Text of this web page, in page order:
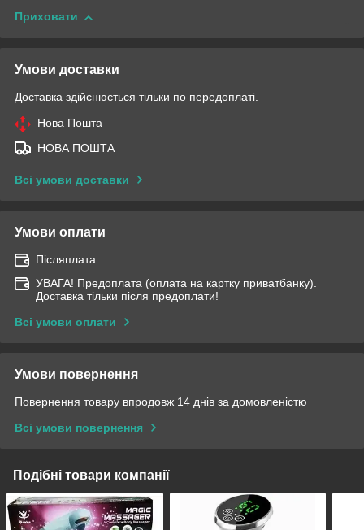
Приховати
Умови доставки
Доставка здійснюється тільки по передоплаті.
Нова Пошта
НОВА ПОШТА
Всі умови доставки
Умови оплати
Післяплата
УВАГА! Предоплата (оплата на картку приватбанку).
Доставка тільки після предоплати!
Всі умови оплати
Умови повернення
Повернення товару впродовж 14 днів за домовленістю
Всі умови повернення
Подібні товари компанії